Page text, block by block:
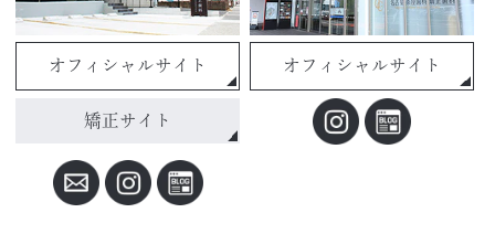
オフィシャルサイト
矯正サイト
オフィシャルサイト